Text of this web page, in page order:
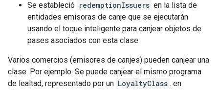
Se estableció redemptionIssuers en la lista de
entidades emisoras de canje que se ejecutarán
usando el toque inteligente para canjear objetos de
pases asociados con esta clase
Varios comercios (emisores de canjes) pueden canjear una
clase. Por ejemplo: Se puede canjear el mismo programa
de lealtad, representado por un LoyaltyClass . en